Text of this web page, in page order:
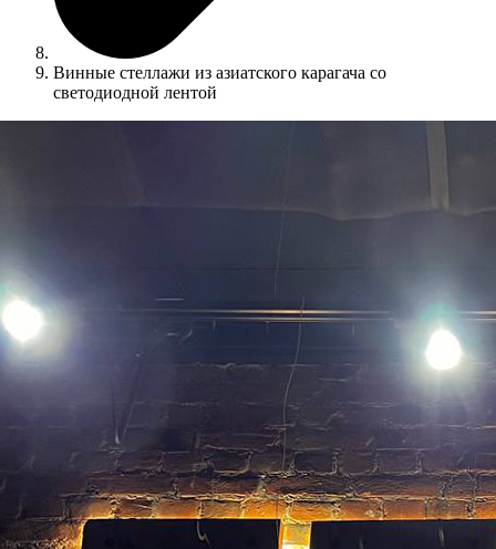
Винные стеллажи из азиатского карагача со
светодиодной лентой